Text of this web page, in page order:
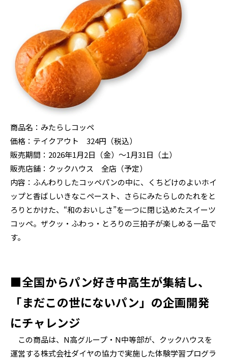
商品名：みたらしコッペ
価格：テイクアウト 324円（税込）
販売期間：2026年1月2日（金）～1月31日（土）
販売店舗：クックハウス 全店（予定）
内容：ふんわりしたコッペパンの中に、くちどけのよいホイ
ップと香ばしいきなこペースト、さらにみたらしのたれをと
ろりとかけた、“和のおいしさ”を一つに閉じ込めたスイーツ
コッペ。ザクッ・ふわっ・とろりの三拍子が楽しめる一品で
す。
■全国からパン好き中高生が集結し、
「まだこの世にないパン」の企画開発
にチャレンジ
この商品は、N高グループ・N中等部が、クックハウスを
運営する株式会社ダイヤの協力で実施した体験学習プログラ